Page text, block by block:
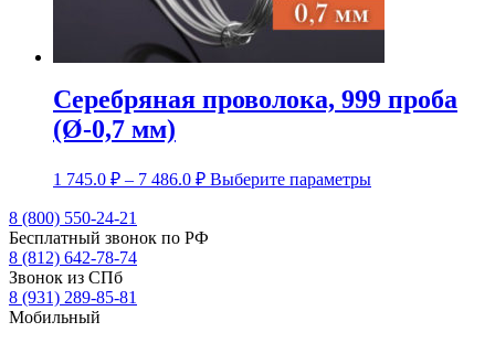
Серебряная проволока, 999 проба
(Ø-0,7 мм)
1 745.0 ₽ – 7 486.0 ₽Диапазон
745.0 ₽
Выберите параметрыЭтот
8 (800) 550-24-21
Бесплатный звонок по РФ
8 (812) 642-78-74
Звонок из СПб
8 (931) 289-85-81
Мобильный